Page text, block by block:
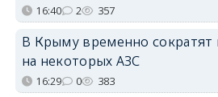
16:40 2 357
В Крыму временно сократят
на некоторых АЗС
16:29 0 383